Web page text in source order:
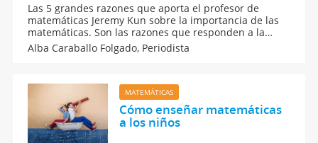
Las 5 grandes razones que aporta el profesor de
matemáticas Jeremy Kun sobre la importancia de las
matemáticas. Son las razones que responden a la
eterna pregunta: ¿para qué sirven las matemáticas?
Explica a tus hijos qué es lo que aportan las
Alba Caraballo Folgado, Periodista
MATEMÁTICAS
Cómo enseñar matemáticas
a los niños